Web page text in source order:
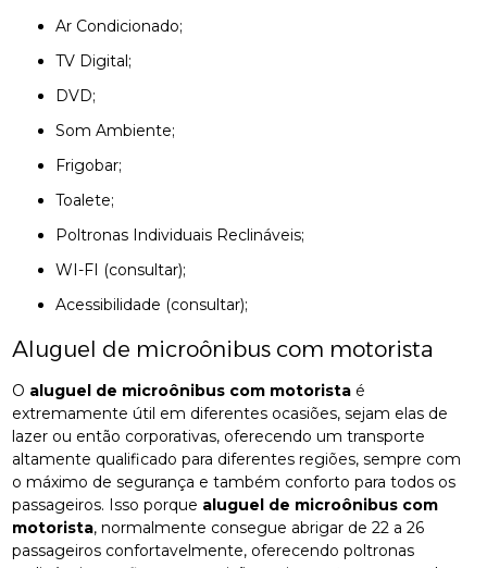
Ar Condicionado;
TV Digital;
DVD;
Som Ambiente;
Frigobar;
Toalete;
Poltronas Individuais Reclináveis;
WI-FI (consultar);
Acessibilidade (consultar);
Aluguel de microônibus com motorista
O aluguel de microônibus com motorista é
extremamente útil em diferentes ocasiões, sejam elas de
lazer ou então corporativas, oferecendo um transporte
altamente qualificado para diferentes regiões, sempre com
o máximo de segurança e também conforto para todos os
passageiros. Isso porque aluguel de microônibus com
motorista, normalmente consegue abrigar de 22 a 26
passageiros confortavelmente, oferecendo poltronas